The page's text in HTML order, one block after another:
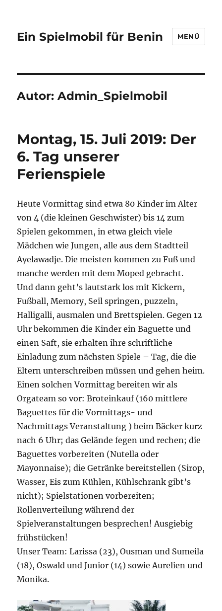
Ein Spielmobil für Benin MENÜ
Autor:Admin_Spielmobil
Montag, 15. Juli 2019: Der
6. Tag unserer
Ferienspiele
Heute Vormittag sind etwa 80 Kinder im Alter
von 4 (die kleinen Geschwister) bis 14 zum
Spielen gekommen, in etwa gleich viele
Mädchen wie Jungen, alle aus dem Stadtteil
Ayelawadje. Die meisten kommen zu Fuß und
manche werden mit dem Moped gebracht.
Und dann geht’s lautstark los mit Kickern,
Fußball, Memory, Seil springen, puzzeln,
Halligalli, ausmalen und Brettspielen. Gegen 12
Uhr bekommen die Kinder ein Baguette und
einen Saft, sie erhalten ihre schriftliche
Einladung zum nächsten Spiele – Tag, die die
Eltern unterschreiben müssen und gehen heim.
Einen solchen Vormittag bereiten wir als
Orgateam so vor: Broteinkauf (160 mittlere
Baguettes für die Vormittags- und
Nachmittags Veranstaltung ) beim Bäcker kurz
nach 6 Uhr; das Gelände fegen und rechen; die
Baguettes vorbereiten (Nutella oder
Mayonnaise); die Getränke bereitstellen (Sirop,
Wasser, Eis zum Kühlen, Kühlschrank gibt’s
nicht); Spielstationen vorbereiten;
Rollenverteilung während der
Spielveranstaltungen besprechen! Ausgiebig
frühstücken!
Unser Team: Larissa (23), Ousman und Sumeila
(18), Oswald und Junior (14) sowie Aurelien und
Monika.